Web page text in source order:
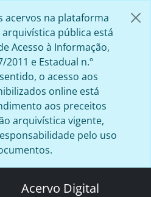
acervos na plataforma
pública está
Acesso à Informação,
2011 e Estadual n.º
o acesso aos
online está
aos preceitos
arquivística vigente,
pelo uso
Acervo Digital